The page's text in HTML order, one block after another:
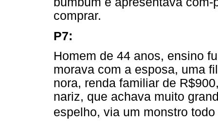
comprar.
P7:
Homem de 44 anos, ensino
morava com a esposa, uma
nora, renda familiar de
nariz, que achava muito
espelho, via um monstro